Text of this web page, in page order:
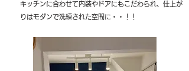
キッチンに合わせて内装やドアにもこだわられ、仕上が
りはモダンで洗練された空間に・・！！